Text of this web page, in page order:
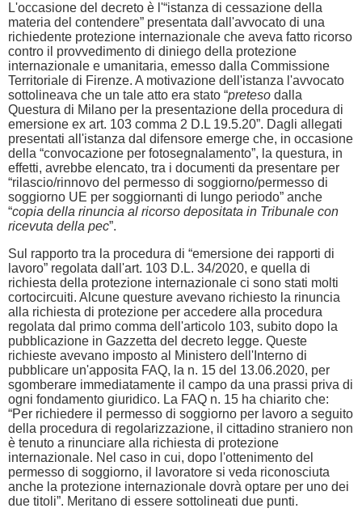
L'occasione del decreto è l'“istanza di cessazione della
materia del contendere” presentata dall'avvocato di una
richiedente protezione internazionale che aveva fatto ricorso
contro il provvedimento di diniego della protezione
internazionale e umanitaria, emesso dalla Commissione
Territoriale di Firenze. A motivazione dell'istanza l'avvocato
sottolineava che un tale atto era stato “preteso dalla
Questura di Milano per la presentazione della procedura di
emersione ex art. 103 comma 2 D.L 19.5.20”. Dagli allegati
presentati all'istanza dal difensore emerge che, in occasione
della “convocazione per fotosegnalamento”, la questura, in
effetti, avrebbe elencato, tra i documenti da presentare per
“rilascio/rinnovo del permesso di soggiorno/permesso di
soggiorno UE per soggiornanti di lungo periodo” anche
“copia della rinuncia al ricorso depositata in Tribunale con
ricevuta della pec”.
Sul rapporto tra la procedura di “emersione dei rapporti di
lavoro” regolata dall'art. 103 D.L. 34/2020, e quella di
richiesta della protezione internazionale ci sono stati molti
cortocircuiti. Alcune questure avevano richiesto la rinuncia
alla richiesta di protezione per accedere alla procedura
regolata dal primo comma dell'articolo 103, subito dopo la
pubblicazione in Gazzetta del decreto legge. Queste
richieste avevano imposto al Ministero dell'Interno di
pubblicare un'apposita FAQ, la n. 15 del 13.06.2020, per
sgomberare immediatamente il campo da una prassi priva di
ogni fondamento giuridico. La FAQ n. 15 ha chiarito che:
“Per richiedere il permesso di soggiorno per lavoro a seguito
della procedura di regolarizzazione, il cittadino straniero non
è tenuto a rinunciare alla richiesta di protezione
internazionale. Nel caso in cui, dopo l'ottenimento del
permesso di soggiorno, il lavoratore si veda riconosciuta
anche la protezione internazionale dovrà optare per uno dei
due titoli”. Meritano di essere sottolineati due punti.